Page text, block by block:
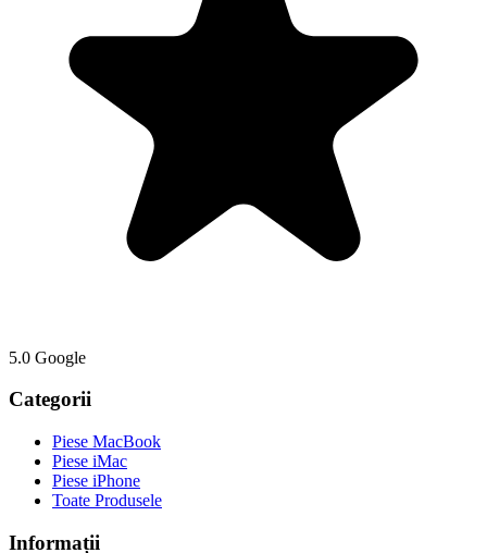
5.0 Google
Categorii
Piese MacBook
Piese iMac
Piese iPhone
Toate Produsele
Informații